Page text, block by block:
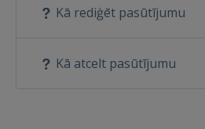
Kā rediģēt pasūtījumu
Kā atcelt pasūtījumu